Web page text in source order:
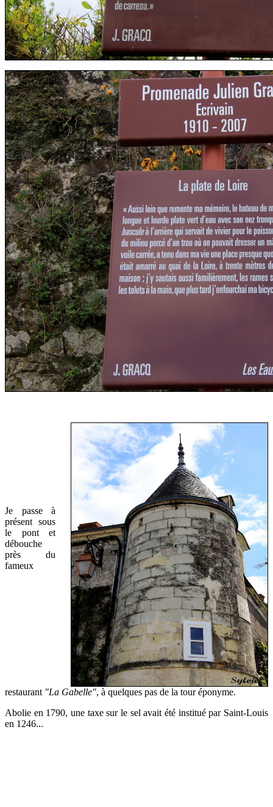
Je passe à
présent sous
le pont et
débouche
près du
fameux
restaurant "La Gabelle", à quelques pas de la tour éponyme.
Abolie en 1790, une taxe sur le sel avait été institué par Saint-Louis
en 1246...